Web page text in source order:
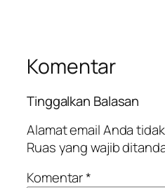
Komentar
Tinggalkan Balasan
Alamat email Anda
Ruas yang wajib
Komentar*